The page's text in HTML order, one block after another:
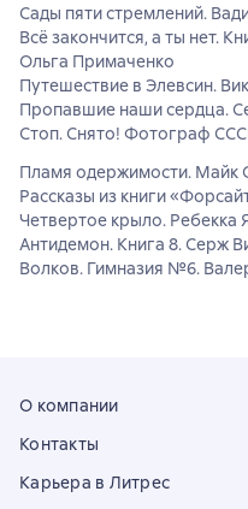
Сады пяти стремлений.
Всё закончится, а ты нет.
Ольга Примаченко
Путешествие в Элевсин.
Пропавшие наши сердца.
Стоп. Снято! Фотограф
Пламя одержимости. Майк
Рассказы из книги
Четвертое крыло. Ребекка
Антидемон. Книга 8. Серж
Волков. Гимназия №6.
О компании
Контакты
Карьера в Литрес